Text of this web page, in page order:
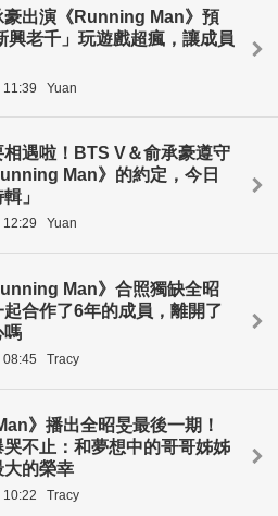
豪出演《Running Man》預
興老千」玩遊戲超瘋，讓成員
Yuan
遇啦！BTS V＆俞承豪遵守
Man》的約定，今日
」
Yuan
Man》合照獨缺全昭
合作了6年的成員，離開了
嗎
Tracy
》播出全昭旻最後一期！
不止：和夢想中的哥哥姊姊
大的榮幸
Tracy